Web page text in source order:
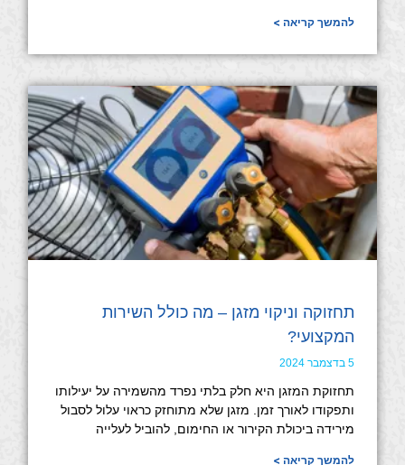
להמשך קריאה >
תחזוקה וניקוי מזגן – מה כולל השירות
המקצועי?
5 בדצמבר 2024
תחזוקת המזגן היא חלק בלתי נפרד מהשמירה על יעילותו
ותפקודו לאורך זמן. מזגן שלא מתוחזק כראוי עלול לסבול
מירידה ביכולת הקירור או החימום, להוביל לעלייה
להמשך קריאה >